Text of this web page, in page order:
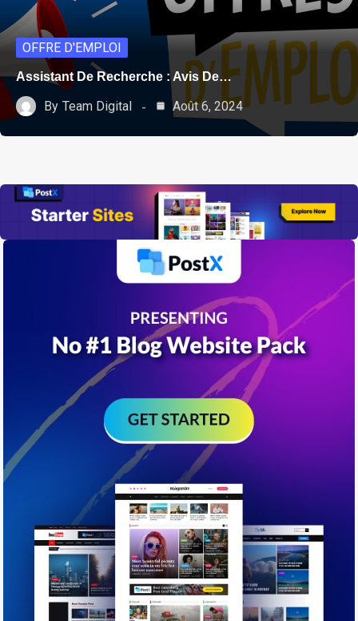
OFFRE D'EMPLOI
Assistant De Recherche : Avis De…
By Team Digital Août 6, 2024